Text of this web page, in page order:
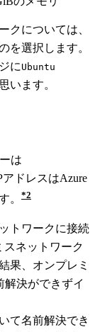
クについては、
を選択します。
に Ubuntu
います。
は
ドレスはAzure
。
2
トワークに接続
スネットワーク
果、オンプレミ
解決ができずイ
て名前解決でき